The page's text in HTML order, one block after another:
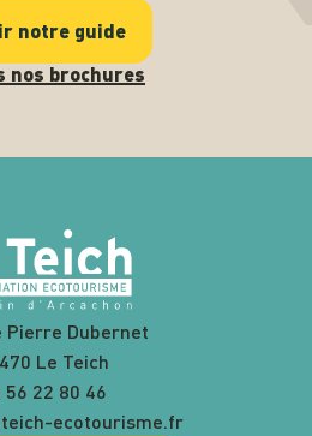
notre guide
nos brochures
Pierre Dubernet
Le Teich
56 22 80 46
ecotourisme.fr